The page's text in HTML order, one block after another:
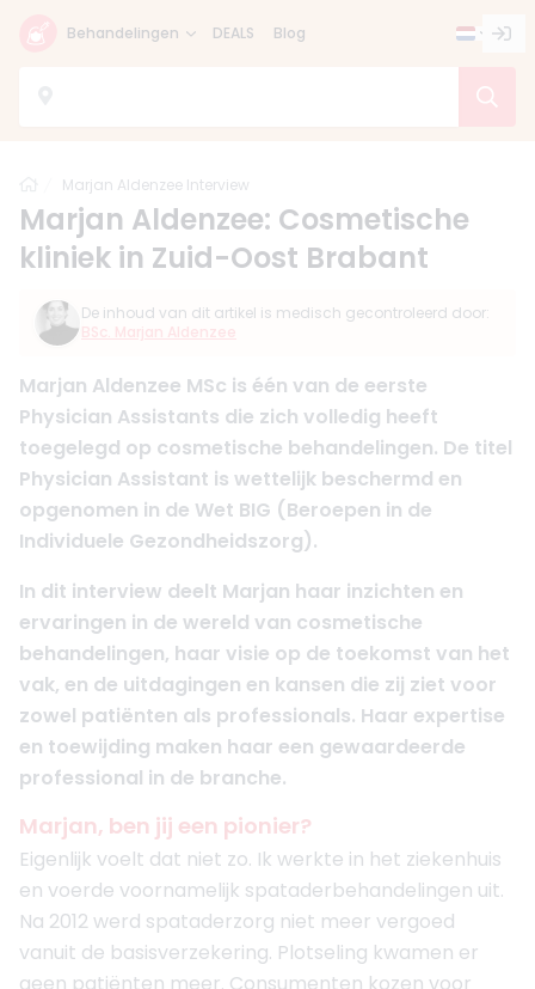
Behandelingen DEALS Blog
Home
Marjan Aldenzee Interview
Marjan Aldenzee: Cosmetische
kliniek in Zuid-Oost Brabant
De inhoud van dit artikel is medisch gecontroleerd door:
BSc. Marjan Aldenzee
Marjan Aldenzee MSc is één van de eerste
Physician Assistants die zich volledig heeft
toegelegd op cosmetische behandelingen. De titel
Physician Assistant is wettelijk beschermd en
opgenomen in de Wet BIG (Beroepen in de
Individuele Gezondheidszorg).
In dit interview deelt Marjan haar inzichten en
ervaringen in de wereld van cosmetische
behandelingen, haar visie op de toekomst van het
vak, en de uitdagingen en kansen die zij ziet voor
zowel patiënten als professionals. Haar expertise
en toewijding maken haar een gewaardeerde
professional in de branche.
Marjan, ben jij een pionier?
Eigenlijk voelt dat niet zo. Ik werkte in het ziekenhuis
en voerde voornamelijk spataderbehandelingen uit.
Na 2012 werd spataderzorg niet meer vergoed
vanuit de basisverzekering. Plotseling kwamen er